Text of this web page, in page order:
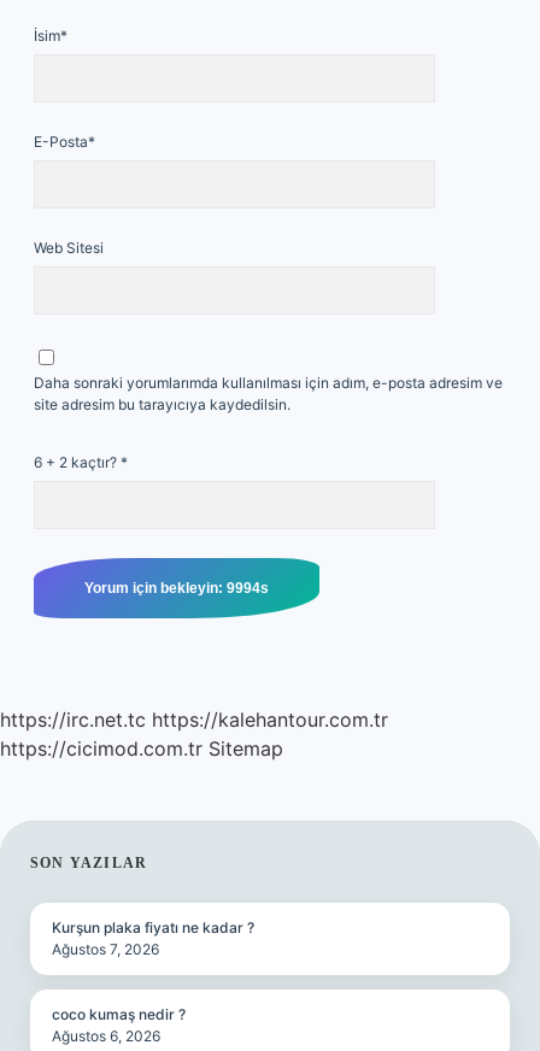
İsim*
E-Posta*
Web Sitesi
Daha sonraki yorumlarımda kullanılması için adım, e-posta adresim ve
site adresim bu tarayıcıya kaydedilsin.
6 + 2 kaçtır? *
https://irc.net.tc https://kalehantour.com.tr
https://cicimod.com.tr Sitemap
SIDEBAR
SON YAZILAR
Kurşun plaka fiyatı ne kadar ?
Ağustos 7, 2026
coco kumaş nedir ?
Ağustos 6, 2026